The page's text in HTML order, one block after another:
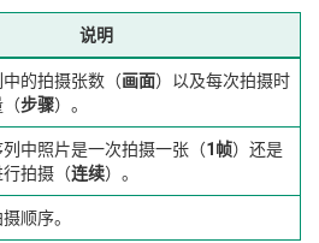
说明
的拍摄张数（画面）以及每次拍摄时
步骤）。
中照片是一次拍摄一张（1帧）还是
拍摄（连续）。
顺序。